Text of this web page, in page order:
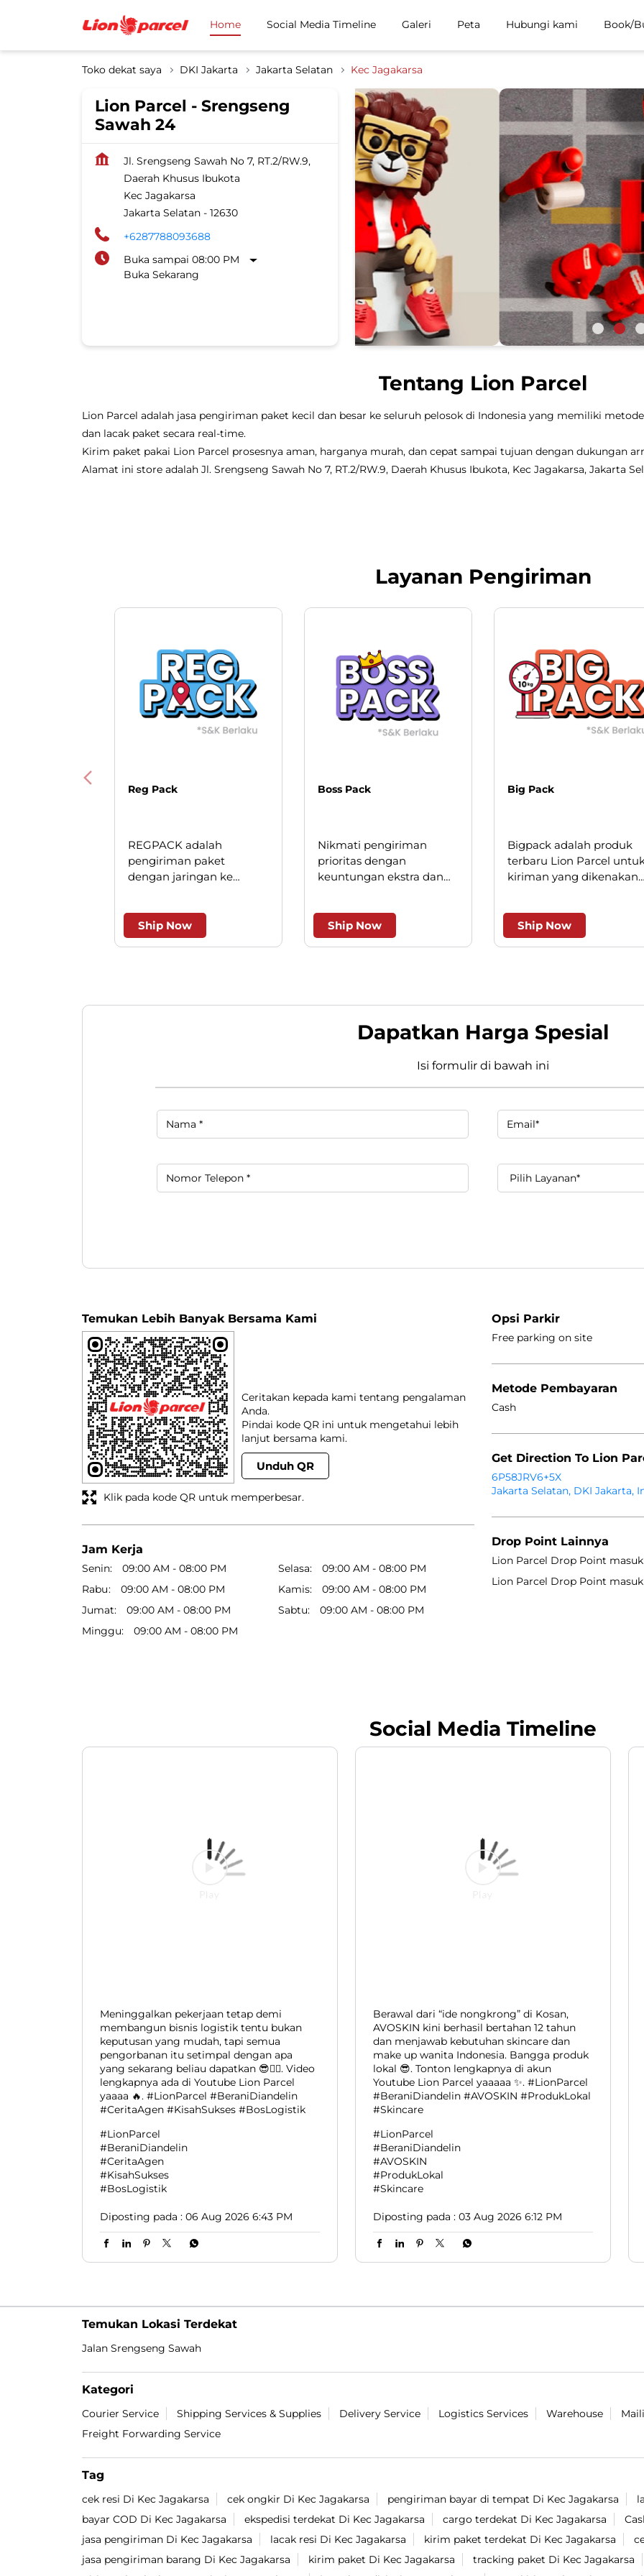
Home Social Media Timeline Galeri Peta Hubungi kami Book/
Toko dekat saya DKI Jakarta Jakarta Selatan Kec Jagakarsa
Lion Parcel - Srengseng
Sawah 24
Jl. Srengseng Sawah No 7, RT.2/RW.9,
Daerah Khusus Ibukota
Kec Jagakarsa
Jakarta Selatan - 12630
+6287788093688
Buka sampai 08:00 PM
Buka Sekarang
Tentang Lion Parcel
Lion Parcel adalah jasa pengiriman paket kecil dan besar ke seluruh pelosok di Indonesia yang memiliki
dan lacak paket secara real-time.
Kirim paket pakai Lion Parcel prosesnya aman, harganya murah, dan cepat sampai tujuan dengan dukungan
Alamat ini store adalah Jl. Srengseng Sawah No 7, RT.2/RW.9, Daerah Khusus Ibukota, Kec Jagakarsa, Jakarta
Layanan Pengiriman
Reg Pack
REGPACK adalah
pengiriman paket
dengan jaringan ke
andal dan efesien.
Ship Now
Boss Pack
Nikmati pengiriman
prioritas dengan
keuntungan ekstra dan
Ship Now
Big Pack
Bigpack adalah produk
terbaru Lion Parcel
kiriman yang dikenakan
beberapa wilayah kota
besar.
Ship Now
Dapatkan Harga Spesial
Isi formulir di bawah ini
Temukan Lebih Banyak Bersama Kami
Ceritakan kepada kami tentang pengalaman
Anda.
Pindai kode QR ini untuk mengetahui lebih
lanjut bersama kami.
Unduh QR
Klik pada kode QR untuk memperbesar.
Jam Kerja
Senin 09:00 AM - 08:00 PM Selasa
09:00 AM - 08:00 PM
Rabu
09:00 AM - 08:00 PM Kamis
09:00 AM - 08:00 PM
Jumat
09:00 AM - 08:00 PM Sabtu
09:00 AM - 08:00 PM
Minggu
09:00 AM - 08:00 PM
Opsi Parkir
Free parking on site
Metode Pembayaran
Cash
Get Direction To Lion
6P58JRV6+5X
Jakarta Selatan, DKI Jakarta,
Drop Point Lainnya
Lion Parcel Drop Point masuk
Lion Parcel Drop Point masuk
Social Media Timeline
membangun bisnis logistik tentu bukan
keputusan yang mudah, tapi semua
pengorbanan itu setimpal dengan apa
#LionParcel
#CeritaAgen
Diposting pada :
AVOSKIN kini berhasil bertahan 12 tahun
dan menjawab kebutuhan skincare dan
make up wanita Indonesia. Bangga produk
Diposting pada : 03 Aug 2026 6:12 PM
Temukan Lokasi Terdekat
Jalan Srengseng Sawah